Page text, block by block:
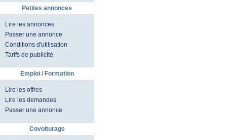
Petites annonces
Lire les annonces
Passer une annonce
Conditions d'utilisation
Tarifs de publicité
Emploi / Formation
Lire les offres
Lire les demandes
Passer une annonce
Covoiturage